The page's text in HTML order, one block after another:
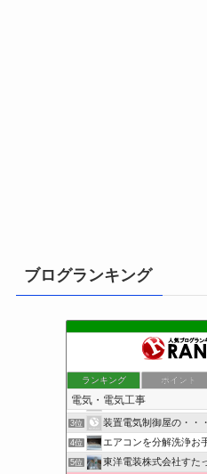
ブログランキング
ランキング ポイント
小さな引越し屋と電気
2位 クリーンライフ始めま
3位 装置電気制御屋の・・・
4位 エアコンを分解洗浄お手
5位 東洋電装株式会社すた